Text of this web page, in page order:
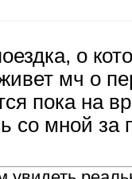
о
живет мч о
пока на
со мной за